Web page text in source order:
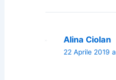
Alina Ciolan
22 Aprile 2019